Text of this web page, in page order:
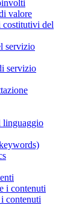
valore
costitutivi del
servizio
servizio
linguaggio
i contenuti
contenuti